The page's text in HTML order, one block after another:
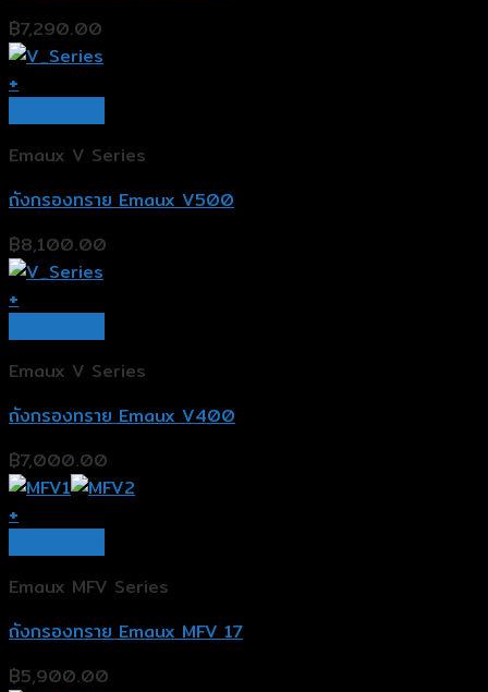
฿7,290.00
+
Emaux V Series
ถังกรองทราย Emaux V500
฿8,100.00
+
Emaux V Series
ถังกรองทราย Emaux V400
฿7,000.00
+
Emaux MFV Series
ถังกรองทราย Emaux MFV 17
฿5,900.00